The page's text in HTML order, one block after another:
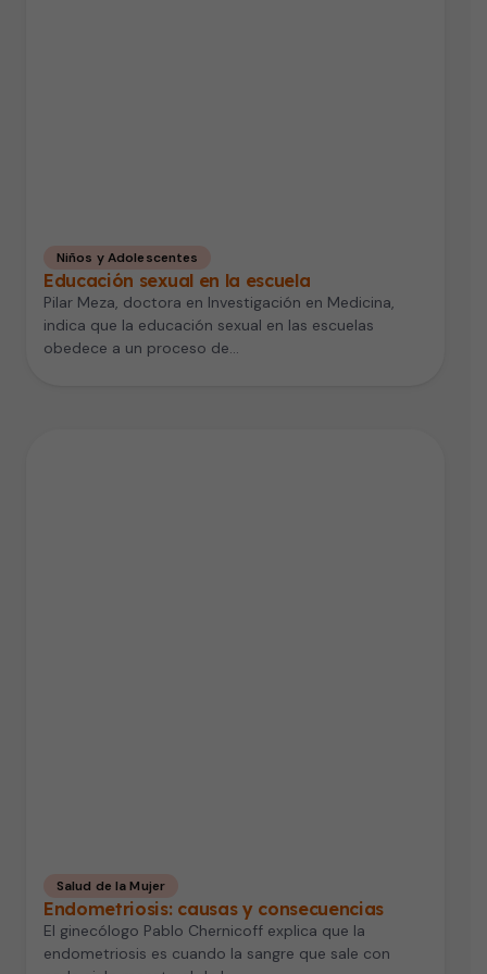
Niños y Adolescentes
Educación sexual en la escuela
Pilar Meza, doctora en Investigación en Medicina,
indica que la educación sexual en las escuelas
obedece a un proceso de…
Salud de la Mujer
Endometriosis: causas y consecuencias
El ginecólogo Pablo Chernicoff explica que la
endometriosis es cuando la sangre que sale con